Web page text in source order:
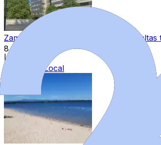
Zamora queda exenta de avisos por
8 ago 2026
|
Local